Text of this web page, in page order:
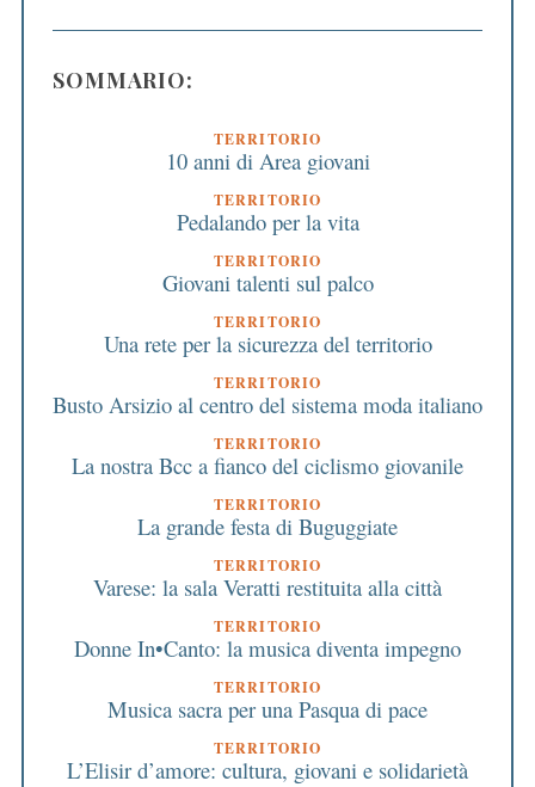
SOMMARIO:
TERRITORIO
10 anni di Area giovani
TERRITORIO
Pedalando per la vita
TERRITORIO
Giovani talenti sul palco
TERRITORIO
Una rete per la sicurezza del territorio
TERRITORIO
Busto Arsizio al centro del sistema moda italiano
TERRITORIO
La nostra Bcc a fianco del ciclismo giovanile
TERRITORIO
La grande festa di Buguggiate
TERRITORIO
Varese: la sala Veratti restituita alla città
TERRITORIO
Donne In•Canto: la musica diventa impegno
TERRITORIO
Musica sacra per una Pasqua di pace
TERRITORIO
L’Elisir d’amore: cultura, giovani e solidarietà